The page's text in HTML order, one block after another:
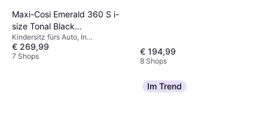
Maxi-Cosi Emerald 360 S i-
size Tonal Black
Einschließlich Basishalterung
Kindersitz fürs Auto, In
Fahrtrichtung, Gegen die
Fahrtrichtung, i-Size, UN R129,
€ 269,99
7 Shops € 194,99
8 Shops
Im Trend